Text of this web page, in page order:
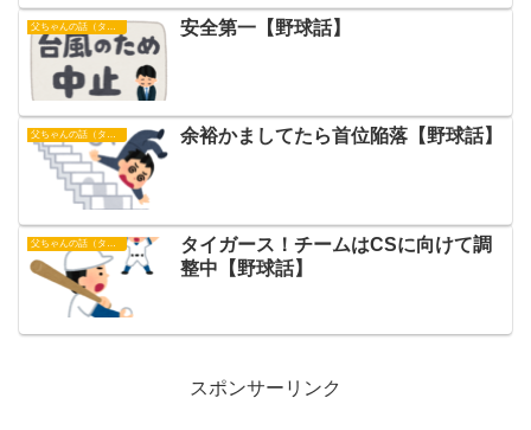
安全第一【野球話】
父ちゃんの話（タイガース） 余裕かましてたら首位陥落【野球話】
父ちゃんの話（タイガース）
タイガース！チームはCSに向けて調
整中【野球話】
スポンサーリンク